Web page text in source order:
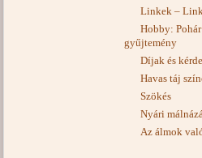
Linkek –
Hobby:
gyűjtemény
Díjak és
Havas táj
Szökés
Nyári
Az álmok